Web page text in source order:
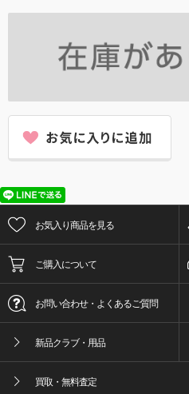
お気入り商品を見る
ご購入について
お問い合わせ・よくあるご質問
新品クラブ・用品
買取・無料査定